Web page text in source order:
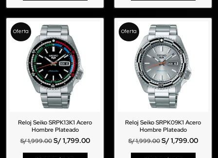
Oferta
Reloj Seiko SRPK13K1 Acero
Hombre Plateado
S/1,999.00 S/1,799.00
Oferta
Reloj Seiko SRPK09K1 Acero
Hombre Plateado
S/1,999.00 S/1,799.00